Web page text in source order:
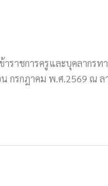
ราชการครูและบุคลากรท
กรกฎาคม พ.ศ.2569 ณ